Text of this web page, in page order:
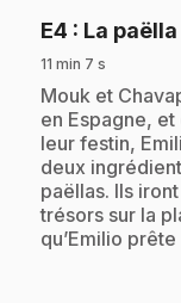
E4 : La paëlla
11 min 7 s
.Mouk et
en Espagne, et
leur festin,
deux
paëllas. Ils
trésors sur la
qu’Emilio